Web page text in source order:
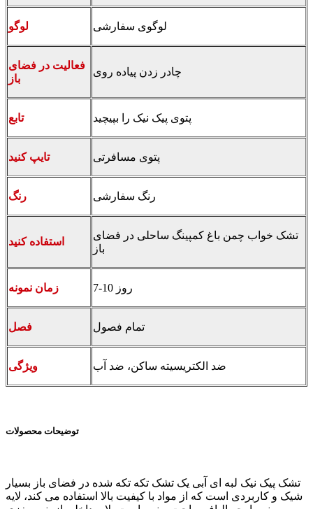
لوگو لوگوی سفارشی
فعالیت در فضای
باز
چادر زدن پیاده روی
تابع پتوی پیک نیک را بپیچید
تایپ کنید پتوی مسافرتی
رنگ رنگ سفارشی
استفاده کنید
تشک خواب چمن باغ کمپینگ ساحلی در فضای
باز
زمان نمونه 7-10 روز
فصل تمام فصول
ویژگی ضد الکتریسیته ساکن، ضد آب
توضیحات محصولات
تشک پیک نیک لبه ای آبی یک تشک تکه تکه شده در فضای باز بسیار
شیک و کاربردی است که از مواد با کیفیت بالا استفاده می کند، لایه